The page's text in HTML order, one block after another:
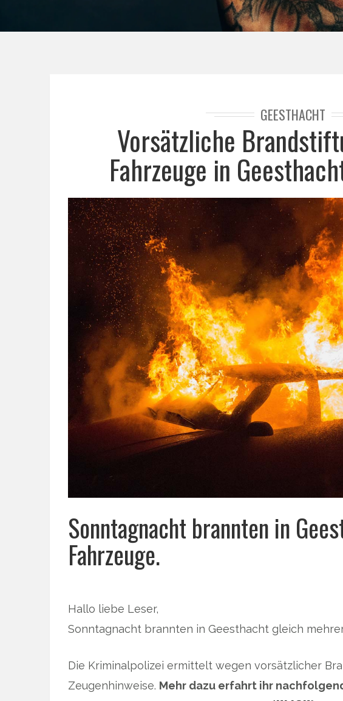
GEESTHACHT
Vorsätzliche
Fahrzeuge in
Sonntagnacht brannten in
Fahrzeuge.
Hallo liebe Leser,
Sonntagnacht brannten in Geesthacht gleich
Die Kriminalpolizei ermittelt wegen vorsätzlicher
Zeugenhinweise. Mehr dazu erfahrt ihr